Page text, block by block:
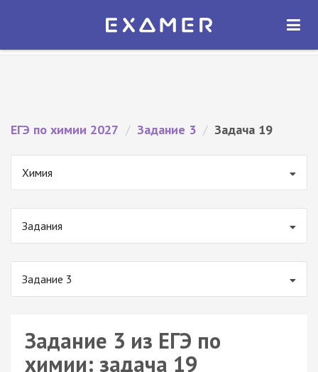
Экзамер — ЕГЭ 2027
ОТКРЫТЬ
ЕГЭ по химии 2027 / Задание 3 / Задача 19
Химия
Задания
Задание 3
Задание 3 из ЕГЭ по
химии: задача 19